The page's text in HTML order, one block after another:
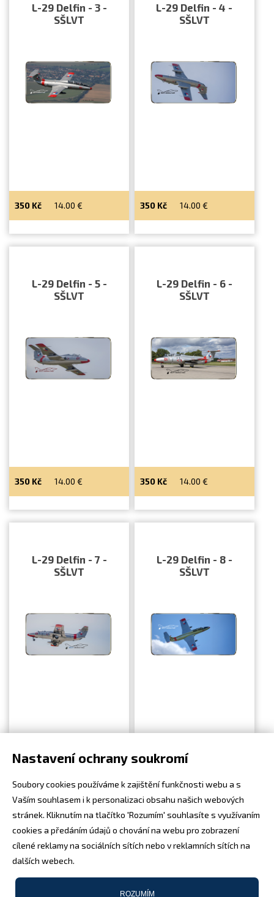
L-29 Delfin - 3 -
SŠLVT
350 Kč 14.00 €
L-29 Delfin - 4 -
SŠLVT
350 Kč 14.00 €
L-29 Delfin - 5 -
SŠLVT
350 Kč 14.00 €
L-29 Delfin - 6 -
SŠLVT
350 Kč 14.00 €
L-29 Delfin - 7 -
SŠLVT
350Kč 14.00€
L-29 Delfin - 8 -
SŠLVT
350Kč 14.00
Nastavení ochrany soukromí
Soubory cookies používáme k zajištění funkčnosti webu a s
Vaším souhlasem i k personalizaci obsahu našich webových
stránek. Kliknutím na tlačítko 'Rozumím' souhlasíte s využívaním
cookies a předáním údajů o chování na webu pro zobrazení
cílené reklamy na sociálních sítích nebo v reklamních sítích na
dalších webech.
ROZUMÍM